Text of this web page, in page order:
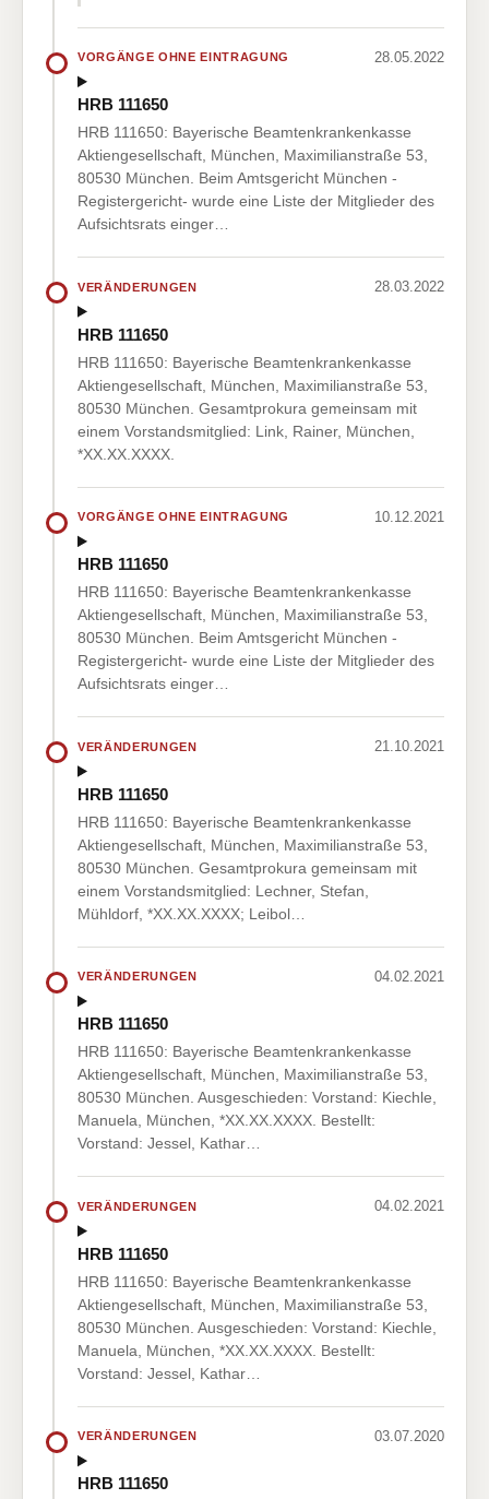
VORGÄNGE OHNE EINTRAGUNG 28.05.2022
HRB 111650
HRB 111650: Bayerische Beamtenkrankenkasse
Aktiengesellschaft, München, Maximilianstraße 53,
80530 München. Beim Amtsgericht München -
Registergericht- wurde eine Liste der Mitglieder des
Aufsichtsrats einger…
VERÄNDERUNGEN 28.03.2022
HRB 111650
HRB 111650: Bayerische Beamtenkrankenkasse
Aktiengesellschaft, München, Maximilianstraße 53,
80530 München. Gesamtprokura gemeinsam mit
einem Vorstandsmitglied: Link, Rainer, München,
*XX.XX.XXXX.
VORGÄNGE OHNE EINTRAGUNG 10.12.2021
HRB 111650
HRB 111650: Bayerische Beamtenkrankenkasse
Aktiengesellschaft, München, Maximilianstraße 53,
80530 München. Beim Amtsgericht München -
Registergericht- wurde eine Liste der Mitglieder des
Aufsichtsrats einger…
VERÄNDERUNGEN 21.10.2021
HRB 111650
HRB 111650: Bayerische Beamtenkrankenkasse
Aktiengesellschaft, München, Maximilianstraße 53,
80530 München. Gesamtprokura gemeinsam mit
einem Vorstandsmitglied: Lechner, Stefan,
Mühldorf, *XX.XX.XXXX; Leibol…
VERÄNDERUNGEN 04.02.2021
HRB 111650
HRB 111650: Bayerische Beamtenkrankenkasse
Aktiengesellschaft, München, Maximilianstraße 53,
80530 München. Ausgeschieden: Vorstand: Kiechle,
Manuela, München, *XX.XX.XXXX. Bestellt:
Vorstand: Jessel, Kathar…
VERÄNDERUNGEN 04.02.2021
HRB 111650
HRB 111650: Bayerische Beamtenkrankenkasse
Aktiengesellschaft, München, Maximilianstraße 53,
80530 München. Ausgeschieden: Vorstand: Kiechle,
Manuela, München, *XX.XX.XXXX. Bestellt:
Vorstand: Jessel, Kathar…
VERÄNDERUNGEN 03.07.2020
HRB 111650